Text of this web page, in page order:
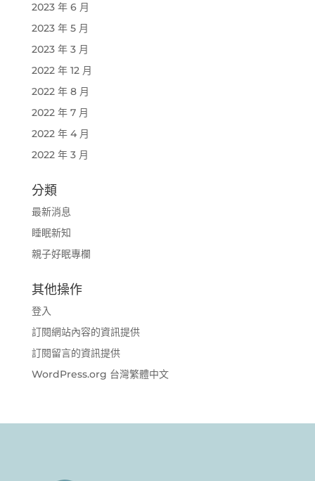
2023 年 6 月
2023 年 5 月
2023 年 3 月
2022 年 12 月
2022 年 8 月
2022 年 7 月
2022 年 4 月
2022 年 3 月
分類
最新消息
睡眠新知
親子好眠專欄
其他操作
登入
訂閱網站內容的資訊提供
訂閱留言的資訊提供
WordPress.org 台灣繁體中文